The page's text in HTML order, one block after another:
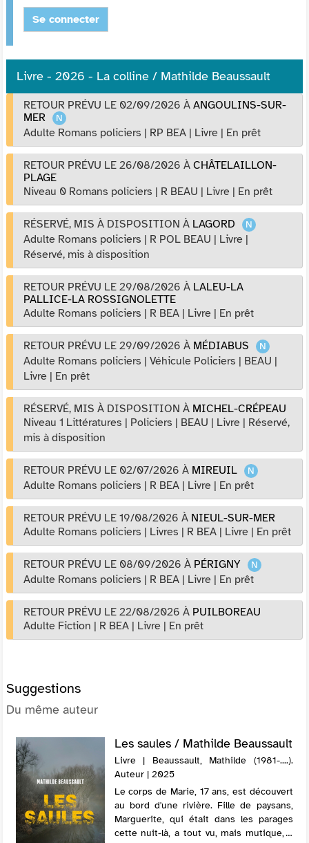
Se connecter
Livre - 2026 - La colline / Mathilde Beaussault
RETOUR PRÉVU LE 02/09/2026 À ANGOULINS-SUR-
MER
Adulte Romans policiers | RP BEA | Livre | En prêt
RETOUR PRÉVU LE 26/08/2026 À CHÂTELAILLON-
PLAGE
Niveau 0 Romans policiers | R BEAU | Livre | En prêt
RÉSERVÉ, MIS À DISPOSITION À LAGORD
Adulte Romans policiers | R POL BEAU | Livre |
Réservé, mis à disposition
RETOUR PRÉVU LE 29/08/2026 À LALEU-LA
PALLICE-LA ROSSIGNOLETTE
Adulte Romans policiers | R BEA | Livre | En prêt
RETOUR PRÉVU LE 29/09/2026 À MÉDIABUS
Adulte Romans policiers | Véhicule Policiers | BEAU |
Livre | En prêt
RÉSERVÉ, MIS À DISPOSITION À MICHEL-CRÉPEAU
Niveau 1 Littératures | Policiers | BEAU | Livre | Réservé,
mis à disposition
RETOUR PRÉVU LE 02/07/2026 À MIREUIL
Adulte Romans policiers | R BEA | Livre | En prêt
RETOUR PRÉVU LE 19/08/2026 À NIEUL-SUR-MER
Adulte Romans policiers | Livres | R BEA | Livre | En prêt
RETOUR PRÉVU LE 08/09/2026 À PÉRIGNY
Adulte Romans policiers | R BEA | Livre | En prêt
RETOUR PRÉVU LE 22/08/2026 À PUILBOREAU
Adulte Fiction | R BEA | Livre | En prêt
Suggestions
Du même auteur
Les saules / Mathilde Beaussault
Livre | Beaussault, Mathilde (1981-....).
Auteur | 2025
Le corps de Marie, 17 ans, est découvert
au bord d'une rivière. Fille de paysans,
Marguerite, qui était dans les parages
cette nuit-là, a tout vu, mais mutique, il